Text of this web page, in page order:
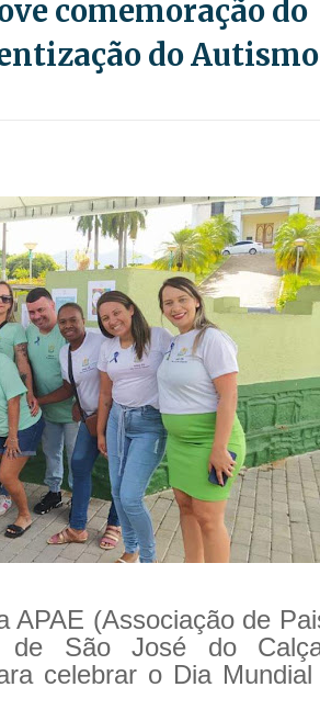
comemoração do
do Autismo
APAE (Associação de
de São José do
celebrar o Dia Mundial